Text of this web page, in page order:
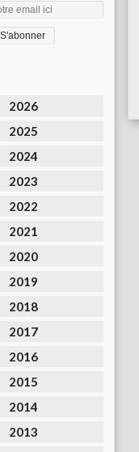
2026
2025
2024
2023
2022
2021
2020
2019
2018
2017
2016
2015
2014
2013